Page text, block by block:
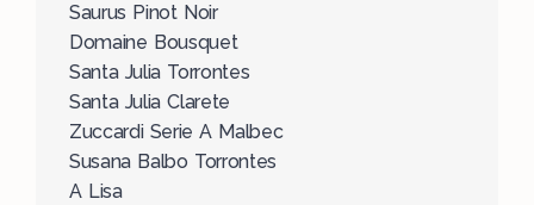
Saurus Pinot Noir
Domaine Bousquet
Santa Julia Torrontes
Santa Julia Clarete
Zuccardi Serie A Malbec
Susana Balbo Torrontes
A Lisa